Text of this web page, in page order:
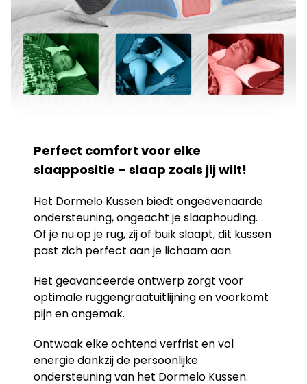
Perfect comfort voor elke
slaappositie – slaap zoals jij wilt!
Het Dormelo Kussen biedt ongeëvenaarde
ondersteuning, ongeacht je slaaphouding.
Of je nu op je rug, zij of buik slaapt, dit kussen
past zich perfect aan je lichaam aan.
Het geavanceerde ontwerp zorgt voor
optimale ruggengraatuitlijning en voorkomt
pijn en ongemak.
Ontwaak elke ochtend verfrist en vol
energie dankzij de persoonlijke
ondersteuning van het Dormelo Kussen.